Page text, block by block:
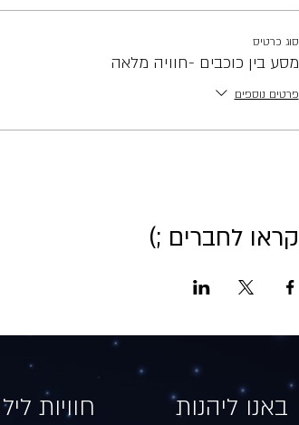
סוג כרטיס
מסע בין כוכבים -חוויה מלאה
פרטים נוספים
קראו לחברים ;)
חוויות באנו ליהנות​​